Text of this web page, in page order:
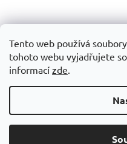
Tento web používá
tohoto webu vyjadřujete
informací zde.